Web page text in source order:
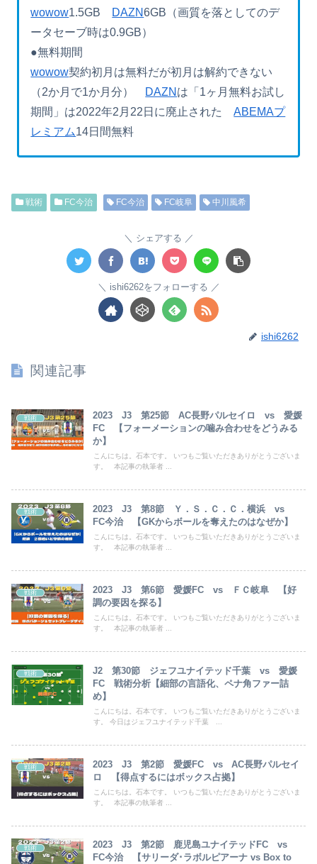
wowow1.5GB DAZN6GB（画質を落としてのデ
ータセーブ時は0.9GB）
●無料期間
wowow契約初月は無料だが初月は解約できない
（2か月で1か月分） DAZN は「1ヶ月無料お試し
期間」は2022年2月22日に廃止されたABEMAプ
レミアム14日間無料
戦術 FC今治 FC今治 FC岐阜 中川風希
シェアする
ishi6262をフォローする
ishi6262
関連記事
戦術
2023 J3 第25節 AC長野パルセイロ vs 愛媛
FC 【フォーメーションの噛み合わせをどうみる
か】
こんにちは。石本です。 いつもご覧いただきありがとうございま
す。 本記事の執筆者 ...
戦術
2023 J3 第8節 Ｙ．Ｓ．Ｃ．Ｃ．横浜 vs
FC今治 【GKからボールを奪えたのはなぜか】
こんにちは。石本です。 いつもご覧いただきありがとうございま
す。 本記事の執筆者 ...
戦術
2023 J3 第6節 愛媛FC vs ＦＣ岐阜 【好
調の要因を探る】
こんにちは。石本です。 いつもご覧いただきありがとうございま
す。 本記事の執筆者 ...
戦術
J2 第30節 ジェフユナイテッド千葉 vs 愛媛
FC 戦術分析【細部の言語化、ペナ角ファー詰
め】
こんにちは。石本です。 いつもご覧いただきありがとうございま
す。 今日はジェフユナイテッド千葉 ...
戦術
2023 J3 第2節 愛媛FC vs AC長野パルセイ
ロ 【得点するにはボックス占拠】
こんにちは。石本です。 いつもご覧いただきありがとうございま
す。 本記事の執筆者 ...
戦術
2023 J3 第2節 鹿児島ユナイテッドFC vs
FC今治 【サリーダ･ラボルピアーナ vs Box to